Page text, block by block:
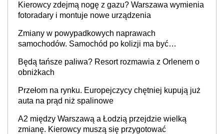
Kierowcy zdejmą nogę z gazu? Warszawa wymienia
fotoradary i montuje nowe urządzenia
Zmiany w powypadkowych naprawach
samochodów. Samochód po kolizji ma być
producenta
Będą tańsze paliwa? Resort rozmawia z Orlenem o
obniżkach
Przełom na rynku. Europejczycy chętniej kupują już
auta na prąd niż spalinowe
A2 między Warszawą a Łodzią przejdzie wielką
zmianę. Kierowcy muszą się przygotować